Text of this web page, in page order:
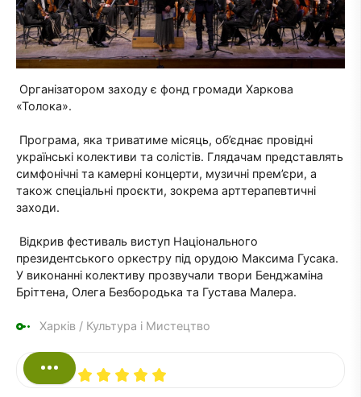
Організатором заходу є фонд громади Харкова
«Толока».
Програма, яка триватиме місяць, об’єднає провідні
українські колективи та солістів. Глядачам представлять
симфонічні та камерні концерти, музичні прем’єри, а
також спеціальні проєкти, зокрема арттерапевтичні
заходи.
Відкрив фестиваль виступ Національного
президентського оркестру під орудою Максима Гусака.
У виконанні колективу прозвучали твори Бенджаміна
Бріттена, Олега Безбородька та Густава Малера.
Харків / Культура і Мистецтво